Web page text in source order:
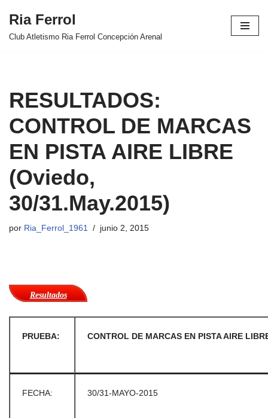
Saltar
Ria Ferrol
Club Atletismo Ria Ferrol Concepción Arenal
RESULTADOS:
CONTROL DE MARCAS
EN PISTA AIRE LIBRE
(Oviedo,
30/31.May.2015)
por Ria_Ferrol_1961 junio 2, 2015
Resultados
PRUEBA: CONTROL DE MARCAS EN PISTA AIRE
FECHA: 30/31-MAYO-2015